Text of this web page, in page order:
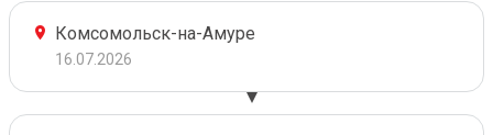
Комсомольск-на-Амуре
16.07.2026